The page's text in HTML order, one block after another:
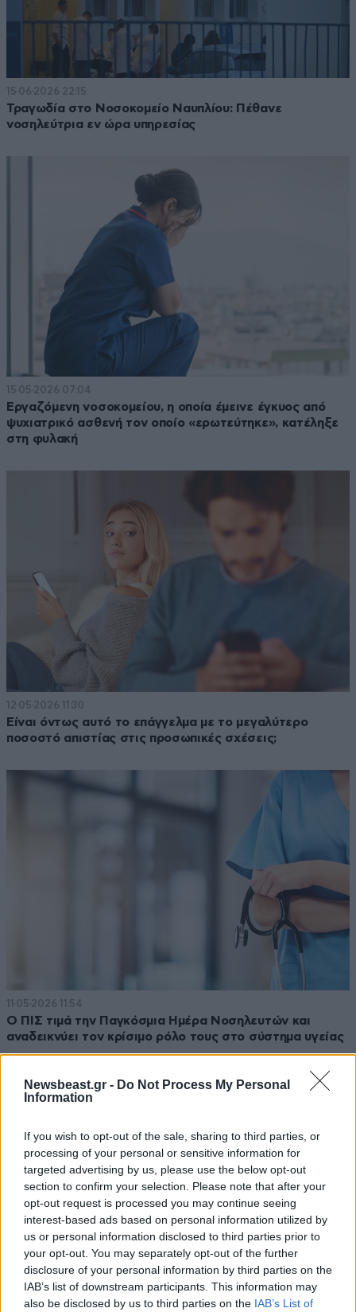
Newsbeast.gr - Do Not Process My Personal
Information
If you wish to opt-out of the sale, sharing to third parties, or
processing of your personal or sensitive information for
targeted advertising by us, please use the below opt-out
section to confirm your selection. Please note that after your
opt-out request is processed you may continue seeing
interest-based ads based on personal information utilized by
us or personal information disclosed to third parties prior to
your opt-out. You may separately opt-out of the further
disclosure of your personal information by third parties on the
IAB’s list of downstream participants. This information may
also be disclosed by us to third parties on the IAB’s List of
15·06·2026 22:15
Τραγωδία στο Νοσοκομείο Ναυπλίου: Πέθανε
νοσηλεύτρια εν ώρα υπηρεσίας
15·05·2026 07:04
Εργαζόμενη νοσοκομείου, η οποία έμεινε έγκυος από
ψυχιατρικό ασθενή τον οποίο «ερωτεύτηκε», κατέληξε
στη φυλακή
12·05·2026 11:30
Είναι όντως αυτό το επάγγελμα με το μεγαλύτερο
ποσοστό απιστίας στις προσωπικές σχέσεις;
11·05·2026 11:54
Ο ΠΙΣ τιμά την Παγκόσμια Ημέρα Νοσηλευτών και
αναδεικνύει τον κρίσιμο ρόλο τους στο σύστημα υγείας
24·04·2026 12:16